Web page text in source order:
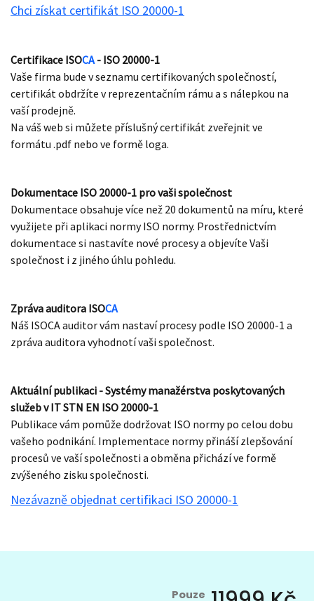
Chci získat certifikát ISO 20000-1
Certifikace ISOCA - ISO 20000-1
Vaše firma bude v seznamu certifikovaných společností,
certifikát obdržíte v reprezentačním rámu a s nálepkou na
vaší prodejně.
Na váš web si můžete příslušný certifikát zveřejnit ve
formátu .pdf nebo ve formě loga.
Dokumentace ISO 20000-1 pro vaši společnost
Dokumentace obsahuje více než 20 dokumentů na míru, které
využijete při aplikaci normy ISO normy. Prostřednictvím
dokumentace si nastavíte nové procesy a objevíte Vaši
společnost i z jiného úhlu pohledu.
Zpráva auditora ISOCA
Náš ISOCA auditor vám nastaví procesy podle ISO 20000-1 a
zpráva auditora vyhodnotí vaši společnost.
Aktuální publikaci - Systémy manažérstva poskytovaných
služeb v IT STN EN ISO 20000-1
Publikace vám pomůže dodržovat ISO normy po celou dobu
vašeho podnikání. Implementace normy přináší zlepšování
procesů ve vaší společnosti a obměna přichází ve formě
zvýšeného zisku společnosti.
Nezávazně objednat certifikaci ISO 20000-1
Pouze